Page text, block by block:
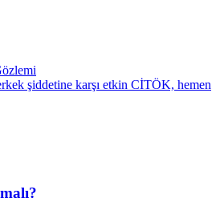
şiddetine karşı etkin CİTÖK, hemen